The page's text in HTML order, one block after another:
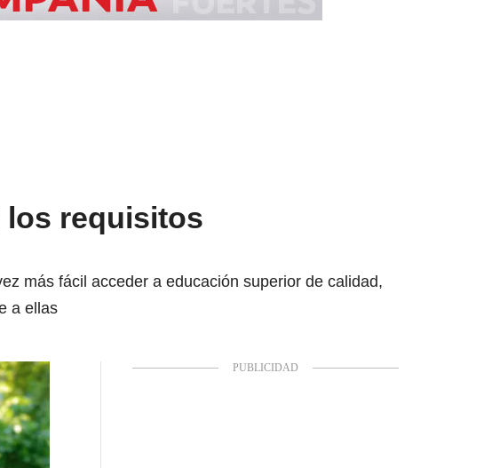
los requisitos
más fácil acceder a educación superior de calidad,
a ellas